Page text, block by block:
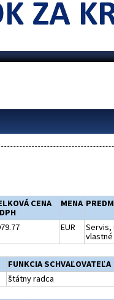
CENA
MENA
EUR
Servis,
FUNKCIA SCHVAĽOVATEĽA
štátny radca